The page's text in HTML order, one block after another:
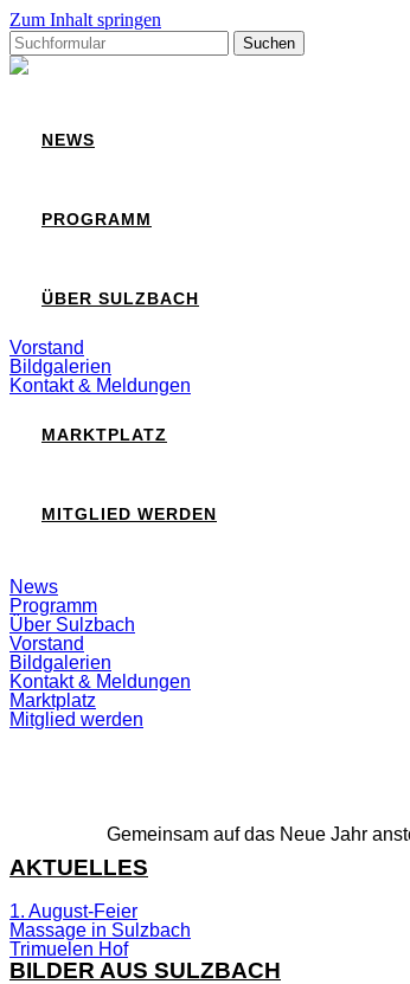
Zum Inhalt springen
Suchen
nach:
Sulzbach
NEWS
PROGRAMM
ÜBER SULZBACH
Vorstand
Bildgalerien
Kontakt & Meldungen
MARKTPLATZ
MITGLIED WERDEN
Suchfeld
ein-/ausblenden
News
Programm
Über Sulzbach
Vorstand
Bildgalerien
Kontakt & Meldungen
Marktplatz
Mitglied werden
Gemeinsam auf das Neue Jahr
AKTUELLES
1. August-Feier
Massage in Sulzbach
Trimuelen Hof
BILDER AUS SULZBACH